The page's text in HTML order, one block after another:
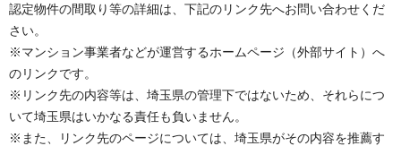
認定物件の間取り等の詳細は、下記のリンク先へお問い合わせくだ
さい。
※マンション事業者などが運営するホームページ（外部サイト）へ
のリンクです。
※リンク先の内容等は、埼玉県の管理下ではないため、それらにつ
いて埼玉県はいかなる責任も負いません。
※また、リンク先のページについては、埼玉県がその内容を推薦す